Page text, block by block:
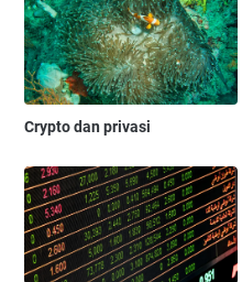
Crypto dan privasi